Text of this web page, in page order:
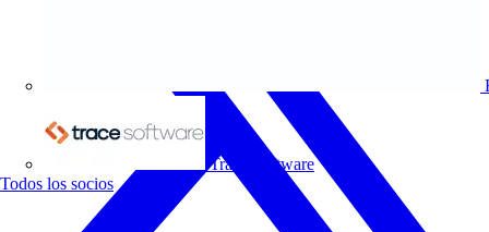
Trace Software
Todos los socios